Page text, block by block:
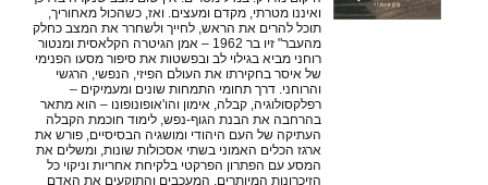
ואיננו מטרתי, מקדם ומעצים. ואז, כשהכול מאחוריך,
תוכל להרים את הראש, לחייך ולשחרר את המצב כחלק
מהעבר" זיו בר 1962 – אמן הגיטרה הקלאסית ומנטור
רוחני מביא בגילוי לב ובפשטות את סיפור מסעו הפנימי
של איסר בחקירתו את העולם הפיזי, הנפשי, הרגשי
והרוחני. דרך תחומי התמחות שונים ומעמיקים –
רפלקסולוגיה, קבלה, אימון והו'אופונופונו – הוא מתאר
בהרחבה את הבנת הגוף-נפש, לימוד חוכמת הקבלה
העתיקה של העם היהודי ומושגיה הבסיסיים, פורש את
ארגז הכלים האמוני בשתי אסכולות שונות, ומשלים את
המסע עם הפתרון הפרקטי בלקיחת אחריות וניקוי כל
הזיכרונות המיותרים, המעכבים והתוקעים את האדם